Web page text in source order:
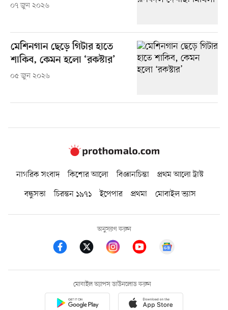
০৭ জুন ২০২৬
মেশিনগান ছেড়ে গিটার হাতে
শাকিব, কেমন হলো ‘রকস্টার’
০৫ জুন ২০২৬
নাগরিক সংবাদ কিশোর আলো বিজ্ঞানচিন্তা
প্রথম আলো ট্রাস্ট
বন্ধুসভা
চিরন্তন ১৯৭১ ইপেপার প্রথমা মোবাইল ভ্যাস
অনুসরণ করুন
মোবাইল অ্যাপস ডাউনলোড করুন